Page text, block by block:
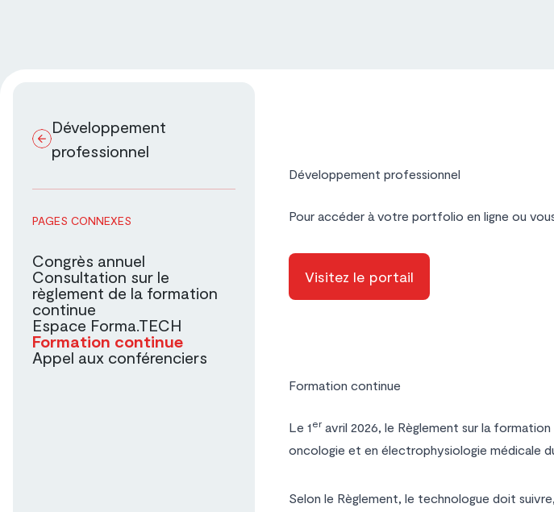
Développement
professionnel
PAGES CONNEXES
Congrès annuel
Consultation sur le
règlement de la formation
continue
Espace Forma.TECH
Formation continue
Appel aux conférenciers
Développement professionnel
Pour accéder à votre portfolio en ligne ou
Visitez le portail
Formation continue
Le 1 eravril 2026, le Règlement sur la
oncologie et en électrophysiologie médicale
Selon le Règlement, le technologue doit